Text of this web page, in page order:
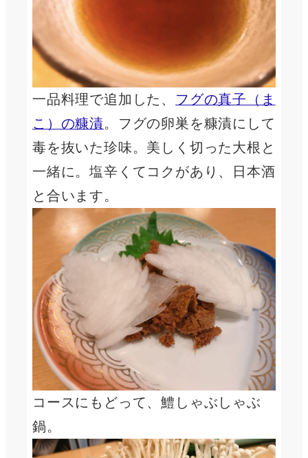
一品料理で追加した、 フグの真子（ま
こ）の糠漬。フグの卵巣を糠漬にして
毒を抜いた珍味。美しく切った大根と
一緒に。塩辛くてコクがあり、日本酒
と合います。
コースにもどって、鱧しゃぶしゃぶ
鍋。